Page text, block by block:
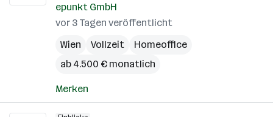
epunkt GmbH
vor 3 Tagen veröffentlicht
Wien
Vollzeit
Homeoffice
ab 4.500 € monatlich
Merken